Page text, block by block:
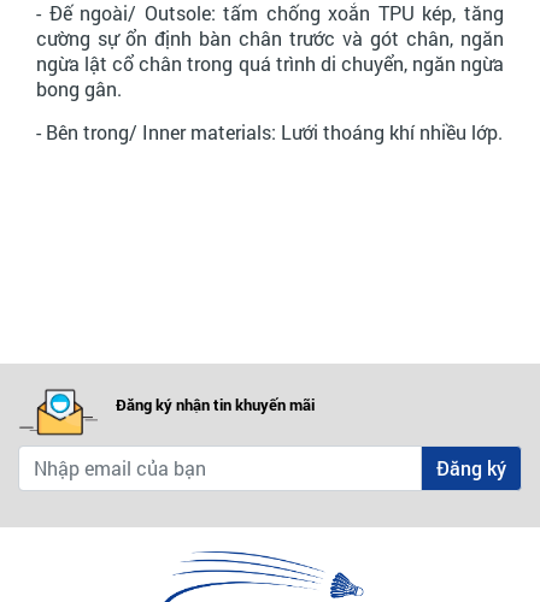
- Đế ngoài/ Outsole: tấm chống xoắn TPU kép, tăng
cường sự ổn định bàn chân trước và gót chân, ngăn
ngừa lật cổ chân trong quá trình di chuyển, ngăn ngừa
bong gân.
- Bên trong/ Inner materials: Lưới thoáng khí nhiều lớp.
Đăng ký nhận tin khuyến mãi
Đăng ký